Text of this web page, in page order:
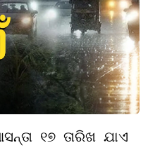
୧୭ ତାରିଖ ଯାଏ